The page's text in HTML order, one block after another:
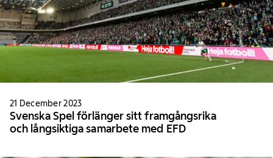
21 December 2023
Svenska Spel förlänger sitt framgångsrika
och långsiktiga samarbete med EFD